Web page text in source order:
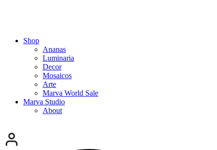
Shop
Ananas
Luminaria
Decor
Mosaicos
Arte
Marva World Sale
Marva Studio
About